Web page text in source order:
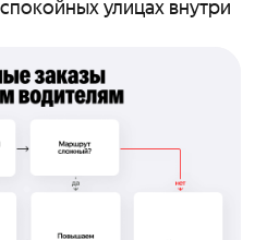
улицах внутри